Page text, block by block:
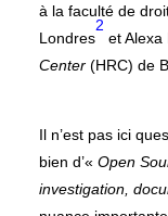
à la faculté de
Londres
2
et Alexa
Center(HRC) de
Il n’est pas ici
bien d’« Open
investigation,